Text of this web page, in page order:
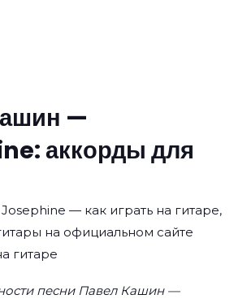
—
аккорды для
— как играть на гитаре,
на официальном сайте
гитаре
песни Павел Кашин —